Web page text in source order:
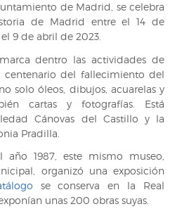
de Madrid, se celebra
de Madrid entre el 14 de
9 de abril de 2023.
dentro las actividades de
del fallecimiento del
solo óleos, dibujos, acuarelas y
cartas y fotografías. Está
Cánovas del Castillo y la
Pradilla.
1987, este mismo museo,
organizó una exposición
se conserva en la Real
unas 200 obras suyas.